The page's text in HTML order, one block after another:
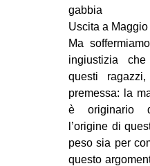
gabbia
Uscita a Maggio
Ma
ingiustizia
questi
premessa: la
è originario
l’origine di
peso sia per
questo